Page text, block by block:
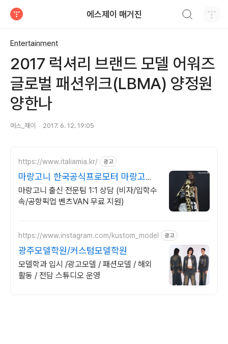
에스제이 매거진
Entertainment
2017 럭셔리 브랜드 모델 어워즈
글로벌 패션위크(LBMA) 양정원
양한나
에스_제이 2017. 6. 12. 19:05
https://www.italiamia.kr/ 광고
마랑고니 한국공식프로모터 마랑고니
출신 전문팀 코칭
마랑고니 출신 전문팀 1:1 상담 (비자/입학수
속/공항픽업 벤츠VAN 무료 지원)
https://www.instagram.com/kustom_model 광고
광주모델학원/커스텀모델학원
모델학과 입시 /광고모델 / 패션모델 / 해외
활동 / 전담 스튜디오 운영